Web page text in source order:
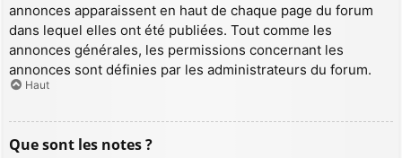
annonces apparaissent en haut de chaque page du forum
dans lequel elles ont été publiées. Tout comme les
annonces générales, les permissions concernant les
annonces sont définies par les administrateurs du forum.
Haut
Que sont les notes ?